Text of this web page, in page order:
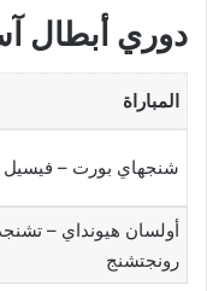
دوري أبطال
المباراة
شنجهاي بورت – فيسيل
أولسان هيونداي –
رونجتشنج